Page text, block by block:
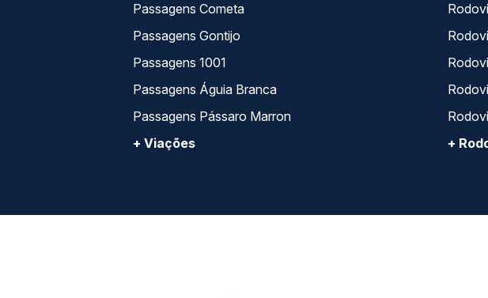
Passagens Cometa
Passagens Gontijo
Passagens 1001
Passagens Águia Branca
Passagens Pássaro Marron
+ Viações
+